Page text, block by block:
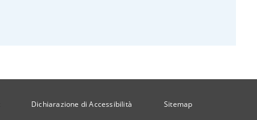
Dichiarazione di Accessibilità Sitemap